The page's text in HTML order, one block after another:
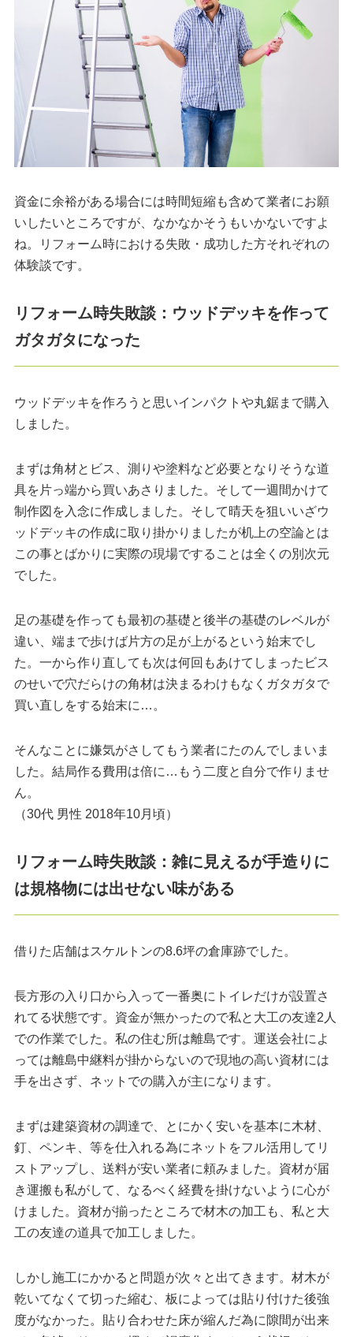
資金に余裕がある場合には時間短縮も含めて業者にお願
いしたいところですが、なかなかそうもいかないですよ
ね。リフォーム時における失敗・成功した方それぞれの
体験談です。
リフォーム時失敗談：ウッドデッキを作って
ガタガタになった
ウッドデッキを作ろうと思いインパクトや丸鋸まで購入
しました。
まずは角材とビス、測りや塗料など必要となりそうな道
具を片っ端から買いあさりました。そして一週間かけて
制作図を入念に作成しました。そして晴天を狙いいざウ
ッドデッキの作成に取り掛かりましたが机上の空論とは
この事とばかりに実際の現場ですることは全くの別次元
でした。
足の基礎を作っても最初の基礎と後半の基礎のレベルが
違い、端まで歩けば片方の足が上がるという始末でし
た。一から作り直しても次は何回もあけてしまったビス
のせいで穴だらけの角材は決まるわけもなくガタガタで
買い直しをする始末に…。
そんなことに嫌気がさしてもう業者にたのんでしまいま
した。結局作る費用は倍に…もう二度と自分で作りませ
ん。
（30代 男性 2018年10月頃）
リフォーム時失敗談：雑に見えるが手造りに
は規格物には出せない味がある
借りた店舗はスケルトンの8.6坪の倉庫跡でした。
長方形の入り口から入って一番奥にトイレだけが設置さ
れてる状態です。資金が無かったので私と大工の友達2人
での作業でした。私の住む所は離島です。運送会社によ
っては離島中継料が掛からないので現地の高い資材には
手を出さず、ネットでの購入が主になります。
まずは建築資材の調達で、とにかく安いを基本に木材、
釘、ペンキ、等を仕入れる為にネットをフル活用してリ
ストアップし、送料が安い業者に頼みました。資材が届
き運搬も私がして、なるべく経費を掛けないように心が
けました。資材が揃ったところで材木の加工も、私と大
工の友達の道具で加工しました。
しかし施工にかかると問題が次々と出てきます。材木が
乾いてなくて切った縮む、板によっては貼り付けた後強
度がなかった。貼り合わせた床が縮んだ為に隙間が出来